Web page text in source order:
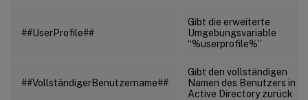
##UserProfile##
Gibt die erweiterte
Umgebungsvariable
“%userprofile%”
##VollständigerBenutzername##
Gibt den vollständigen
Namen des Benutzers in
Active Directory zurück